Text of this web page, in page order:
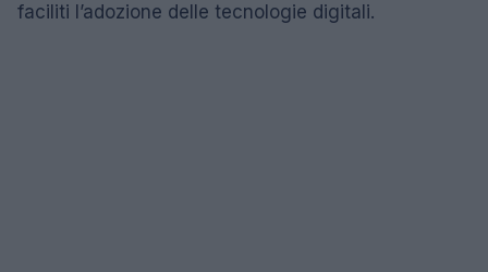
faciliti l’adozione delle tecnologie digitali.